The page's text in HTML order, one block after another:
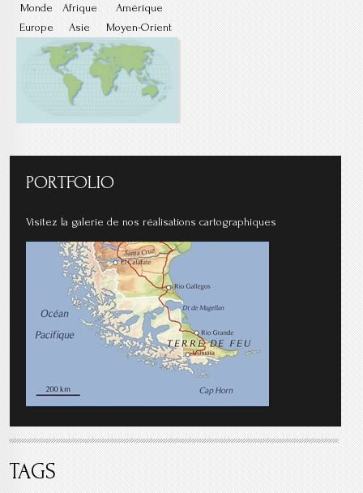
Monde
Europe
Afrique
Asie
Amérique
Moyen-Orient
PORTFOLIO
Visitez la galerie de nos réalisations cartographiques
TAGS